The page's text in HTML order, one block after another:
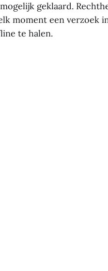
geklaard.
moment een verzoek
te halen.